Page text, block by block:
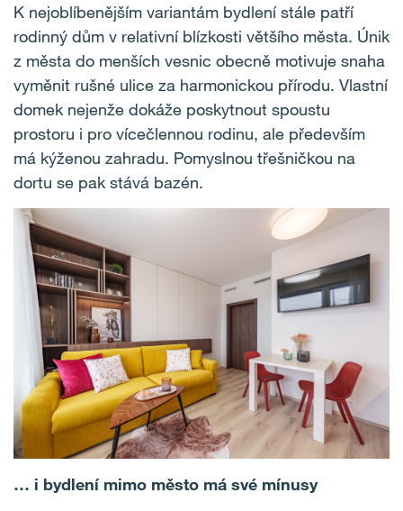
K nejoblíbenějším variantám bydlení stále patří
rodinný dům v relativní blízkosti většího města. Únik
z města do menších vesnic obecně motivuje snaha
vyměnit rušné ulice za harmonickou přírodu. Vlastní
domek nejenže dokáže poskytnout spoustu
prostoru i pro vícečlennou rodinu, ale především
má kýženou zahradu. Pomyslnou třešničkou na
dortu se pak stává bazén.
… i bydlení mimo město má své mínusy